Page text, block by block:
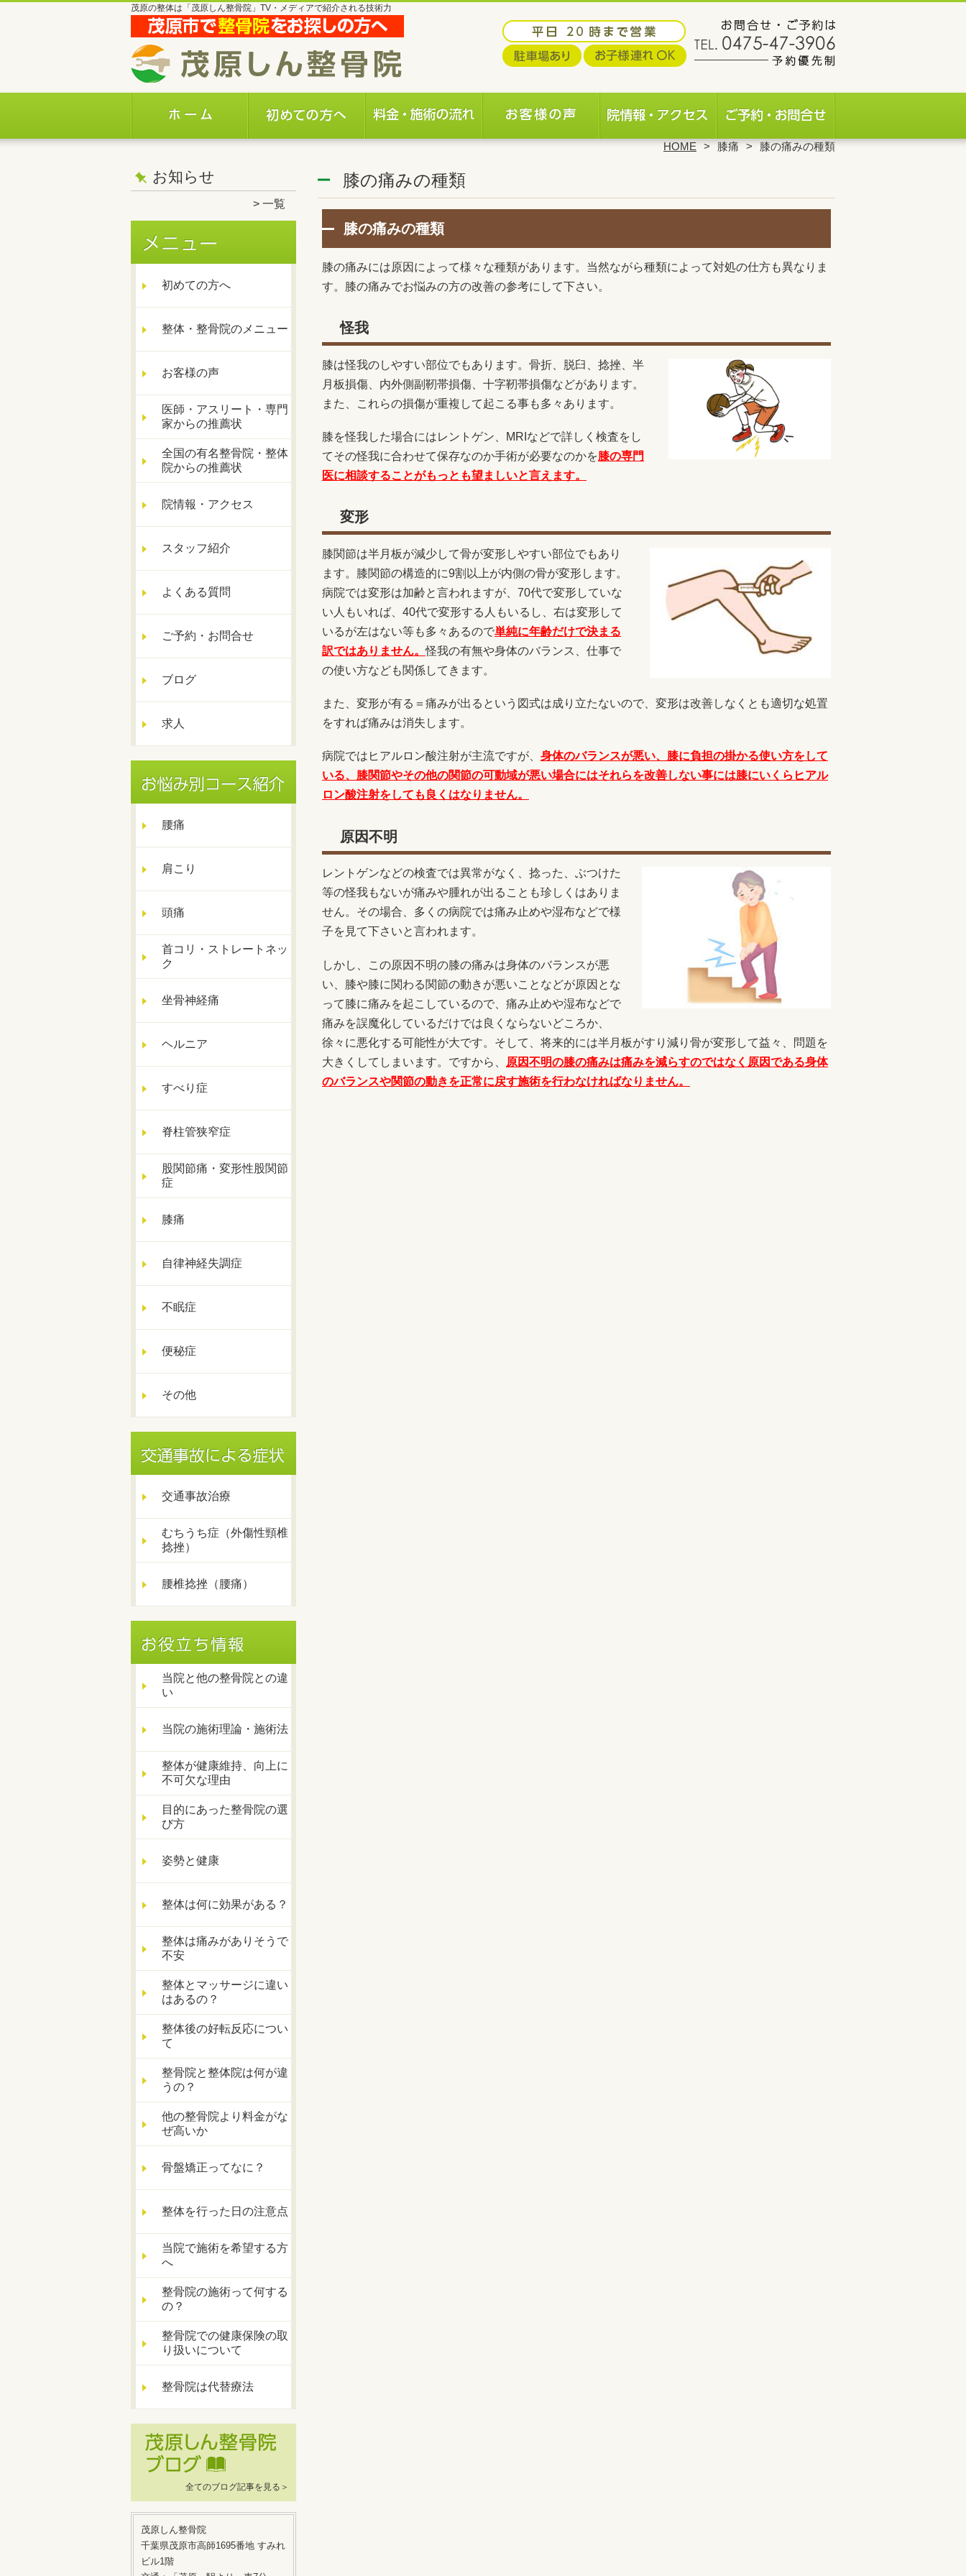
茂原の整体は「茂原しん整骨院」TV・メディアで紹介される技術力
HOME 膝痛 膝の痛みの種類
お知らせ
一覧
初めての方へ
整体・整骨院のメニュー
お客様の声
医師・アスリート・専門
家からの推薦状
全国の有名整骨院・整体
院からの推薦状
院情報・アクセス
スタッフ紹介
よくある質問
ご予約・お問合せ
ブログ
求人
腰痛
肩こり
頭痛
首コリ・ストレートネッ
ク
坐骨神経痛
ヘルニア
すべり症
脊柱管狭窄症
股関節痛・変形性股関節
症
膝痛
自律神経失調症
不眠症
便秘症
その他
交通事故治療
むちうち症（外傷性頸椎
捻挫）
腰椎捻挫（腰痛）
当院と他の整骨院との違
い
当院の施術理論・施術法
整体が健康維持、向上に
不可欠な理由
目的にあった整骨院の選
び方
姿勢と健康
整体は何に効果がある？
整体は痛みがありそうで
不安
整体とマッサージに違い
はあるの？
整体後の好転反応につい
て
整骨院と整体院は何が違
うの？
他の整骨院より料金がな
ぜ高いか
骨盤矯正ってなに？
整体を行った日の注意点
当院で施術を希望する方
へ
整骨院の施術って何する
の？
整骨院での健康保険の取
り扱いについて
整骨院は代替療法
全てのブログ記事を見る＞
茂原しん整骨院
千葉県茂原市高師1695番地 すみれ
ビル1階
膝の痛みの種類
膝の痛みの種類
膝の痛みには原因によって様々な種類があります。当然ながら種類によって対処の仕方も異なりま
す。膝の痛みでお悩みの方の改善の参考にして下さい。
怪我
膝は怪我のしやすい部位でもあります。骨折、脱臼、捻挫、半
月板損傷、内外側副靭帯損傷、十字靭帯損傷などがあります。
また、これらの損傷が重複して起こる事も多々あります。
膝を怪我した場合にはレントゲン、MRIなどで詳しく検査をし
てその怪我に合わせて保存なのか手術が必要なのかを膝の専門
医に相談することがもっとも望ましいと言えます。
変形
膝関節は半月板が減少して骨が変形しやすい部位でもあり
ます。膝関節の構造的に9割以上が内側の骨が変形します。
病院では変形は加齢と言われますが、70代で変形していな
い人もいれば、40代で変形する人もいるし、右は変形して
いるが左はない等も多々あるので単純に年齢だけで決まる
訳ではありません。怪我の有無や身体のバランス、仕事で
の使い方なども関係してきます。
また、変形が有る＝痛みが出るという図式は成り立たないので、変形は改善しなくとも適切な処置
をすれば痛みは消失します。
病院ではヒアルロン酸注射が主流ですが、 身体のバランスが悪い、膝に負担の掛かる使い方をして
いる、膝関節やその他の関節の可動域が悪い場合にはそれらを改善しない事には膝にいくらヒアル
ロン酸注射をしても良くはなりません。
原因不明
レントゲンなどの検査では異常がなく、捻った、ぶつけた
等の怪我もないが痛みや腫れが出ることも珍しくはありま
せん。その場合、多くの病院では痛み止めや湿布などで様
子を見て下さいと言われます。
しかし、この原因不明の膝の痛みは身体のバランスが悪
い、膝や膝に関わる関節の動きが悪いことなどが原因とな
って膝に痛みを起こしているので、痛み止めや湿布などで
痛みを誤魔化しているだけでは良くならないどころか、
徐々に悪化する可能性が大です。そして、将来的には半月板がすり減り骨が変形して益々、問題を
大きくしてしまいます。ですから、
原因不明の膝の痛みは痛みを減らすのではなく原因である身体
のバランスや関節の動きを正常に戻す施術を行わなければなりません。